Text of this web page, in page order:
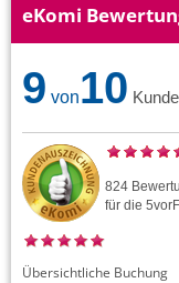
eKomi
9 von10
824
für die
Übersichtliche Buchung